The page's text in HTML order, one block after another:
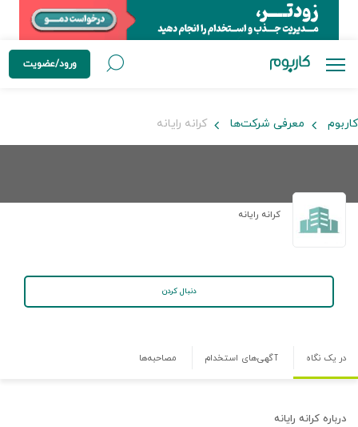
ورود/عضویت
کاربوم معرفی شرکت‌ها کرانه رایانه
کرانه رایانه
دنبال کردن
در یک نگاه آگهی‌های استخدام مصاحبه‌ها
درباره کرانه رایانه